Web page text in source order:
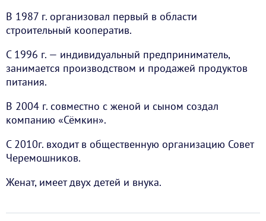
В 1987 г. организовал первый в области
строительный кооператив.
С 1996 г. — индивидуальный предприниматель,
занимается производством и продажей продуктов
питания.
В 2004 г. совместно с женой и сыном создал
компанию «Сёмкин».
С 2010г. входит в общественную организацию Совет
Черемошников.
Женат, имеет двух детей и внука.